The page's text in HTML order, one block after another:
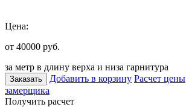
Цена:
от 40000 руб.
за метр в длину верха и низа гарнитура
Заказать Добавить в корзину Расчет цены
замерщика
Получить расчет